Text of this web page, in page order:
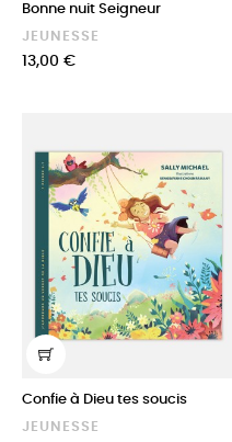
Bonne nuit Seigneur
JEUNESSE
Prix
13,00 €
Confie à Dieu tes soucis
JEUNESSE